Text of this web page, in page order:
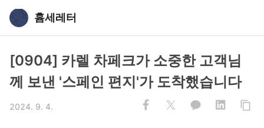
흄세레터
[0904] 카렐 차페크가 소중한 고객님
께 보낸 '스페인 편지'가 도착했습니다
2024. 9. 4.